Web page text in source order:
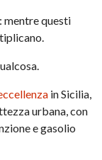
mentre questi
in Sicilia,
urbana, con
e gasolio